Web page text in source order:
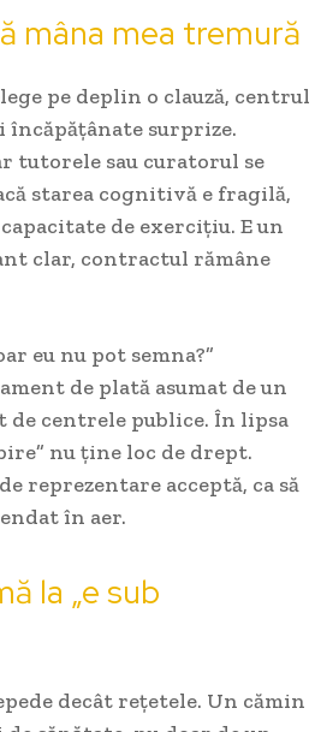
mâna mea tremură
pe deplin o clauză, centrul
încăpățânate surprize.
tutorele sau curatorul se
starea cognitivă e fragilă,
de exercițiu. E un
clar, contractul rămâne
eu nu pot semna?”
de plată asumat de un
de centrele publice. În lipsa
nu ține loc de drept.
reprezentare acceptă, ca să
în aer.
la „e sub
decât rețetele. Un cămin